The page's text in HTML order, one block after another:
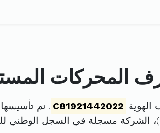
المحركات
C81921442022
)، الشركة مسجلة في السجل الوطني